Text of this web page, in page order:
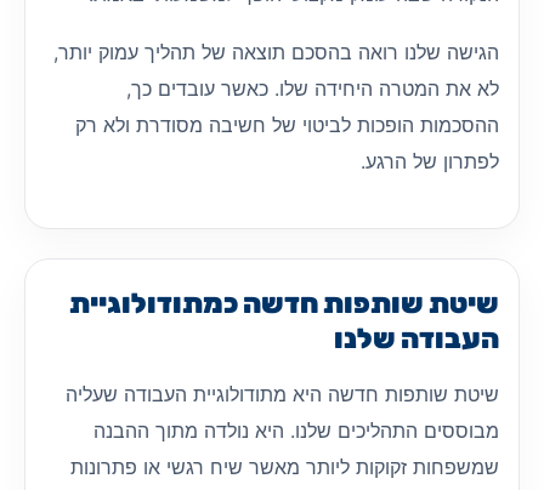
הגישה שלנו רואה בהסכם תוצאה של תהליך עמוק יותר,
לא את המטרה היחידה שלו. כאשר עובדים כך,
ההסכמות הופכות לביטוי של חשיבה מסודרת ולא רק
לפתרון של הרגע.
שיטת שותפות חדשה כמתודולוגיית
העבודה שלנו
שיטת שותפות חדשה היא מתודולוגיית העבודה שעליה
מבוססים התהליכים שלנו. היא נולדה מתוך ההבנה
שמשפחות זקוקות ליותר מאשר שיח רגשי או פתרונות